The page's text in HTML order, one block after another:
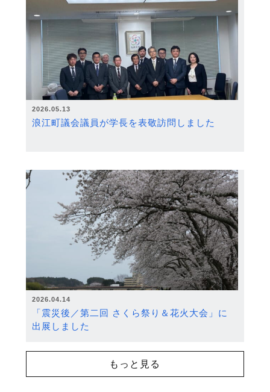
2026.05.13
浪江町議会議員が学長を表敬訪問しました
2026.04.14
「震災後／第二回 さくら祭り＆花火大会」に
出展しました
もっと見る